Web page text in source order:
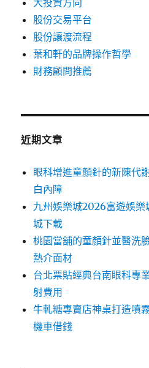
大投資方向
股份交易平台
股份讓渡流程
葉和軒的品牌操作哲學
財務顧問推薦
近期文章
眼科增進童顏針的新陳代
白內障
九州娛樂城2026富遊娛
城下載
桃園當舖的童顏針並醫洗
熱介面材
台北票貼經典台南眼科專
射費用
牛軋糖專賣店神桌打造噴
機車借錢